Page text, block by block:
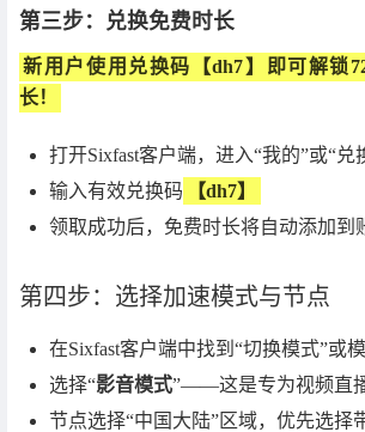
第三步：兑换免费时长
新用户使用兑换码【dh7】即可解锁
长！
打开Sixfast客户端，进入“我的”或“兑
输入有效兑换码
【dh7】
领取成功后，免费时长将自动添加到
第四步：选择加速模式与节点
在Sixfast客户端中找到“切换模式”或
选择“影音模式”——这是专为视频直
节点选择“中国大陆”区域，优先选择